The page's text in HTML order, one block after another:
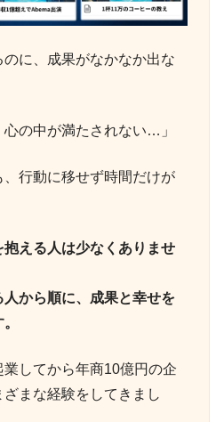
のに、成果がなかなか出な
心の中が満たされない…」
、行動に移せず時間だけが
える人は少なくありませ
から順に、成果と幸せを
してから年商10億円の企
まな経験をしてきまし